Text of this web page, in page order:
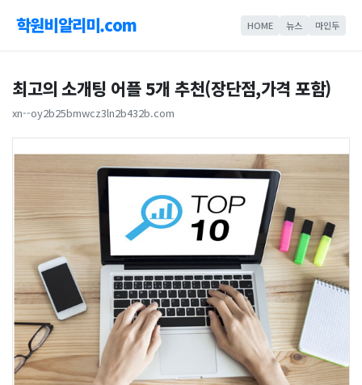
학원비알리미.com HOME 뉴스 마인두
최고의 소개팅 어플 5개 추천(장단점,가격 포함)
xn--oy2b25bmwcz3ln2b432b.com